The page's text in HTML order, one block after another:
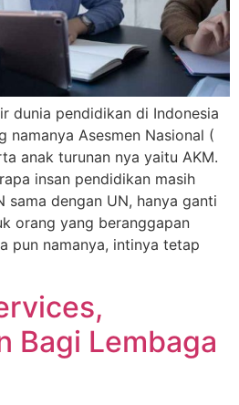
dunia pendidikan di Indonesia
namanya Asesmen Nasional (
anak turunan nya yaitu AKM.
insan pendidikan masih
sama dengan UN, hanya ganti
orang yang beranggapan
pun namanya, intinya tetap
Bagi Lembaga